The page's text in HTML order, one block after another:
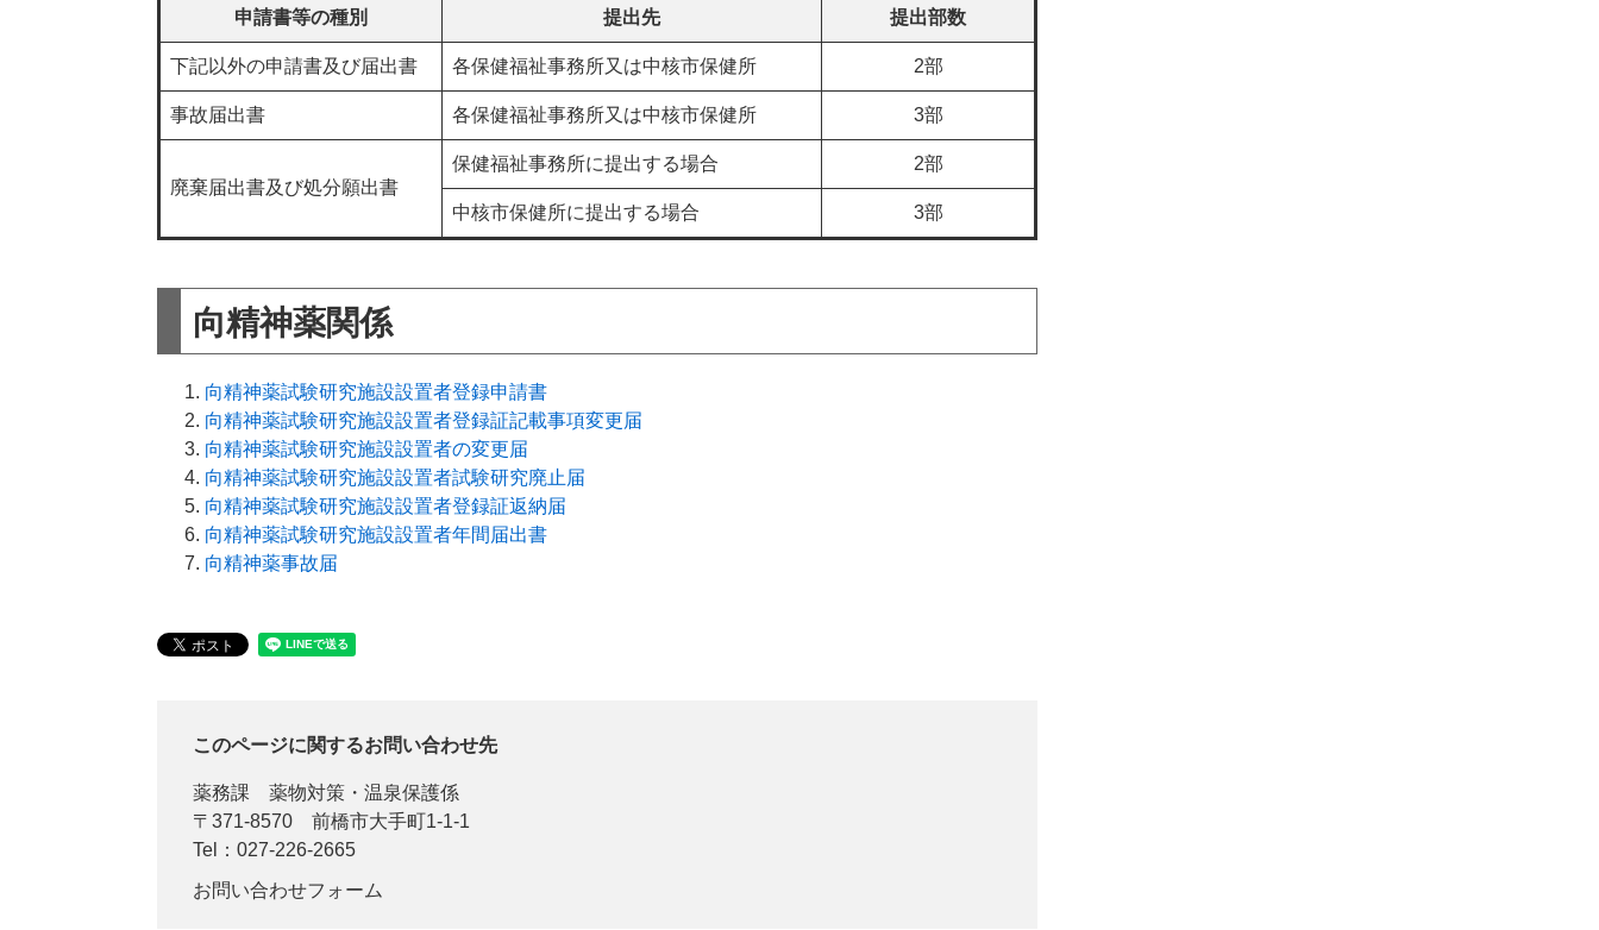
申請書等の種別 提出先 提出部数
下記以外の申請書及び届出書 各保健福祉事務所又は中核市保健所 2部
事故届出書 各保健福祉事務所又は中核市保健所 3部
廃棄届出書及び処分願出書
保健福祉事務所に提出する場合 2部
中核市保健所に提出する場合 3部
向精神薬関係
向精神薬試験研究施設設置者登録申請書
向精神薬試験研究施設設置者登録証記載事項変更届
向精神薬試験研究施設設置者の変更届
向精神薬試験研究施設設置者試験研究廃止届
向精神薬試験研究施設設置者登録証返納届
向精神薬試験研究施設設置者年間届出書
向精神薬事故届
このページに関するお問い合わせ先
薬務課
薬物対策・温泉保護係
〒371-8570
前橋市大手町1-1-1
Tel：027-226-2665
お問い合わせフォーム